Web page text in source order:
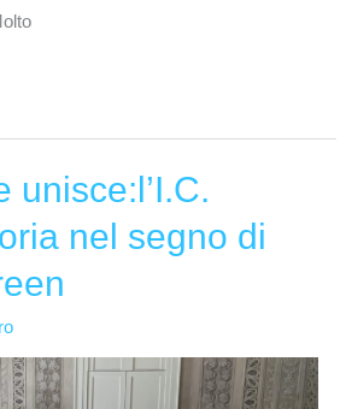
unisce:l’I.C.
nel segno di